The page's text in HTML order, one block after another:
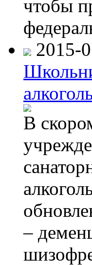
чтобы
2015-
В
–